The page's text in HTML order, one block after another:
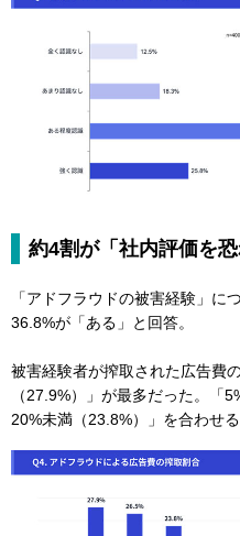
約4割が「社内評価を恐
「アドフラウドの被害経験」に
36.8%が「ある」と回答。
被害経験者が搾取された広告費
（27.9%）」が最多だった。「
20%未満（23.8%）」を合わせ